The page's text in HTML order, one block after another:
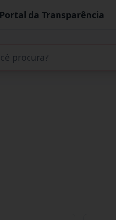
Portal da Transparência